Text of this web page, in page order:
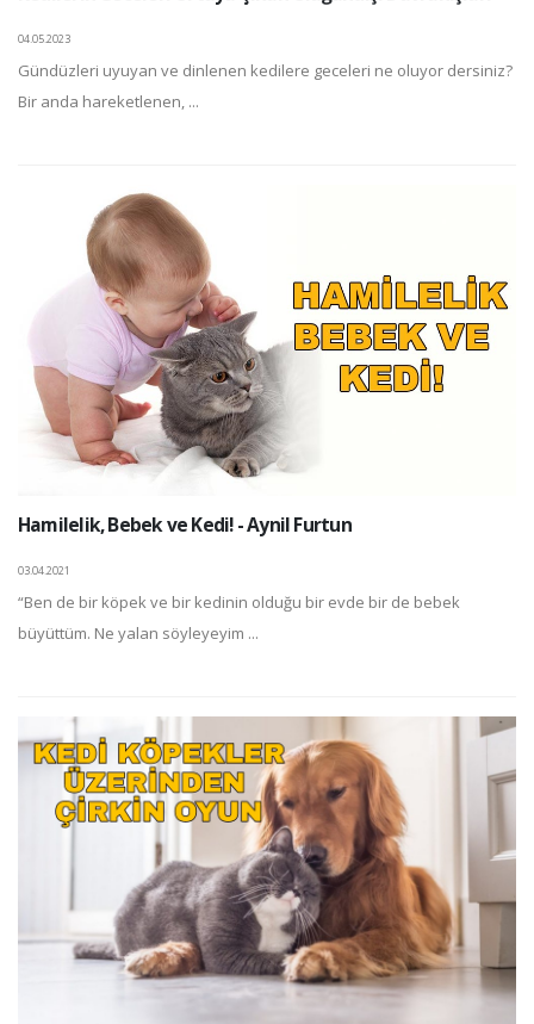
04.05.2023
Gündüzleri uyuyan ve dinlenen kedilere geceleri ne oluyor dersiniz?
Bir anda hareketlenen, ...
Hamilelik, Bebek ve Kedi! - Aynil Furtun
03.04.2021
“Ben de bir köpek ve bir kedinin olduğu bir evde bir de bebek
büyüttüm. Ne yalan söyleyeyim ...